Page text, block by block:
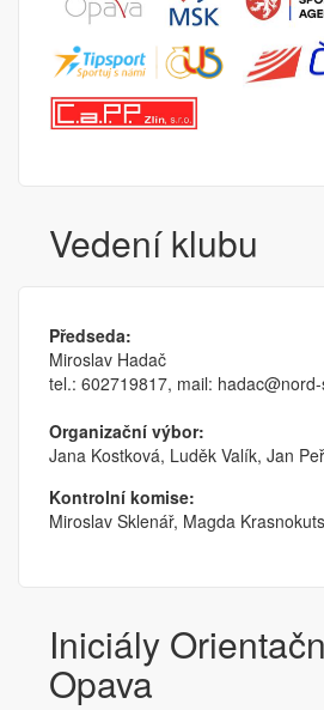
Vedení klubu
Předseda:
Miroslav Hadač
tel.: 602719817, mail:
Organizační výbor:
Jana Kostková, Luděk Valík, Jan
Kontrolní komise:
Miroslav Sklenář, Magda
Iniciály
Opava